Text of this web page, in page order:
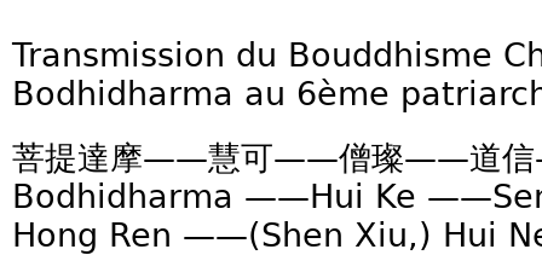
Transmission du Bouddhisme
Bodhidharma au 6ème
菩提達摩——慧可——僧璨——道
Bodhidharma ——Hui Ke
Hong Ren ——(Shen Xiu,) Hui